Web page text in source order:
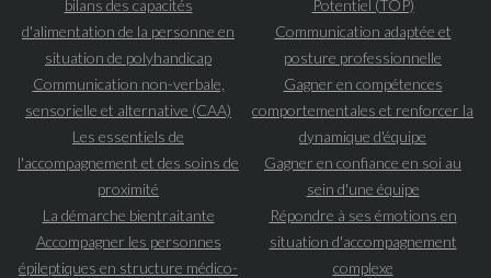
bilans des capacités
d'alimentation de la personne en
situation de polyhandicap
Communication non-verbale,
sensorielle et alternative (CAA)
Les essentiels de
l'accompagnement et des soins de
proximité
La démarche bientraitante
Accompagner les personnes
épileptiques en structure médico-
Potentiel (TOP)
Communication adaptée et
posture professionnelle
Gagner en compétences
comportementales et renforcer la
dynamique d'équipe
Gagner en confiance en soi au
sein d'une équipe
Répondre à ses émotions en
situation d'accompagnement
complexe